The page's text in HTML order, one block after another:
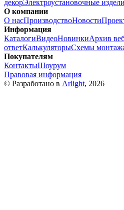
декорЭлектроустановочные
О компании
О насПроизводствоНовости
Информация
КаталогиВидеоНовинкиАрхив
ответКалькуляторыСхемы
Покупателям
КонтактыШоурум
Правовая информация
© Разработано в Arlight, 2026